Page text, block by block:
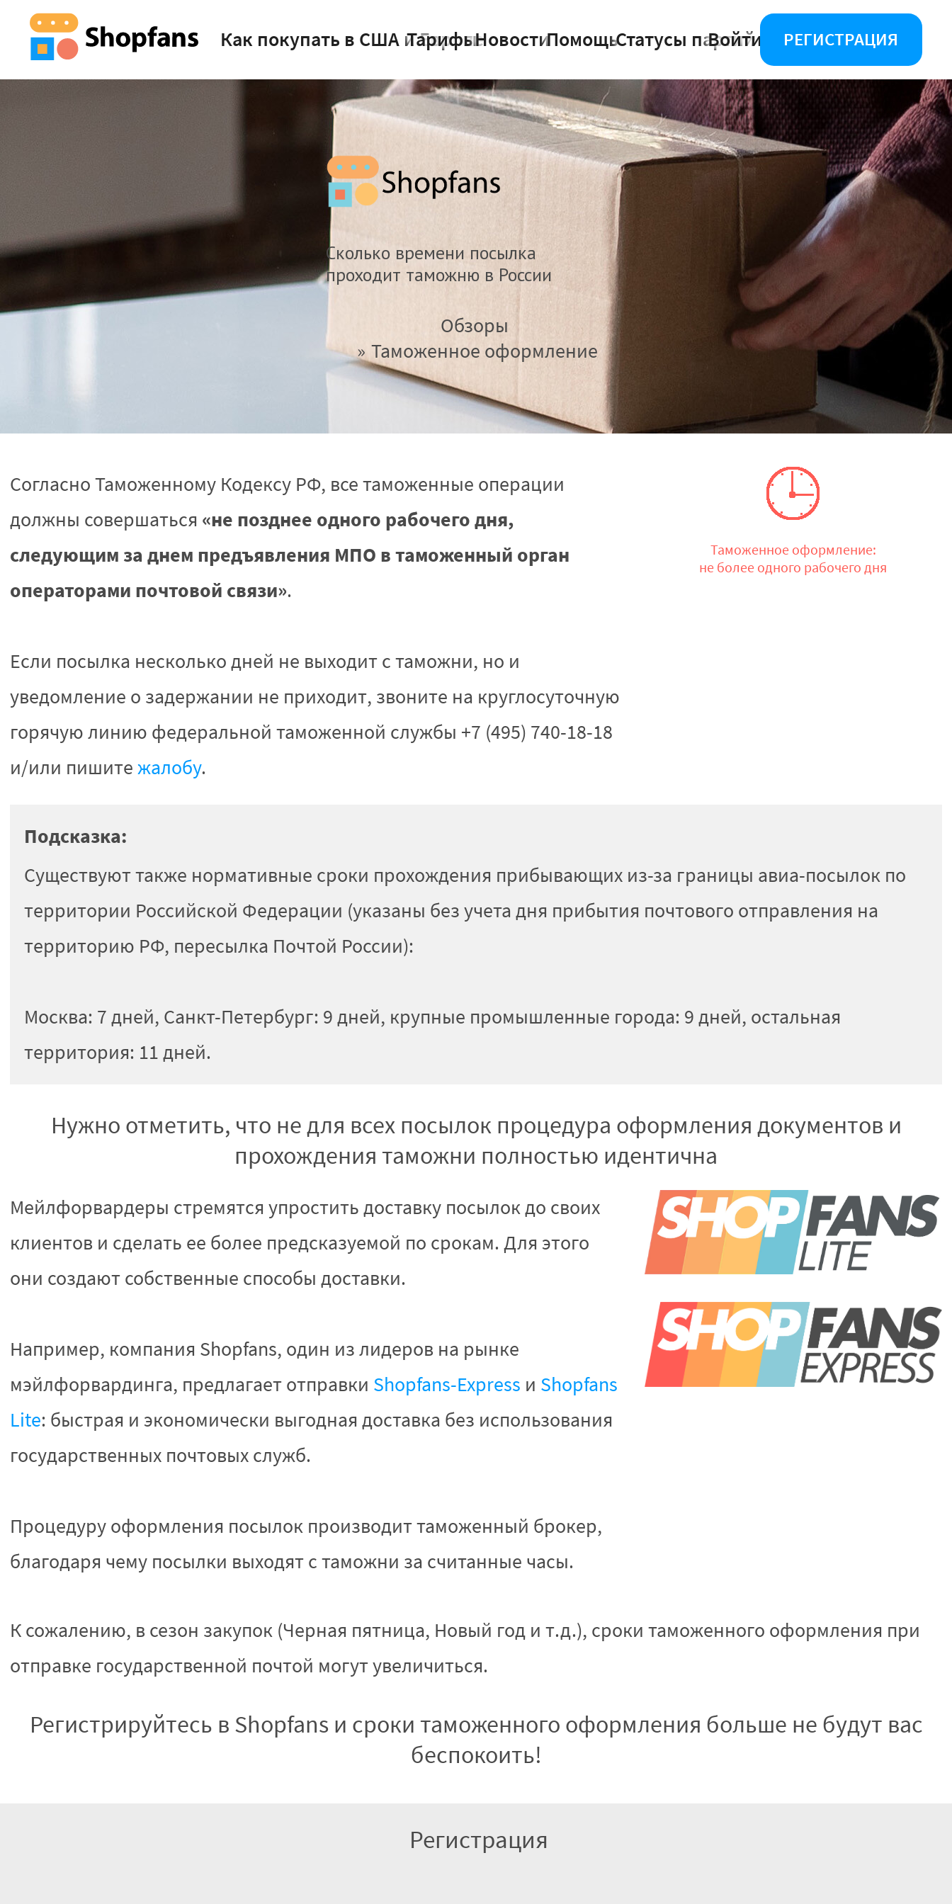
Как покупать в США и Европе
ТарифыНовостиПомощьСтатусы партий
Войти РЕГИСТРАЦИЯ
Сколько времени посылка
проходит таможню в России
Обзоры
Таможенное оформление
Согласно Таможенному Кодексу РФ, все таможенные операции
должны совершаться «не позднее одного рабочего дня,
следующим за днем предъявления МПО в таможенный орган
операторами почтовой связи».
Если посылка несколько дней не выходит с таможни, но и
уведомление о задержании не приходит, звоните на круглосуточную
горячую линию федеральной таможенной службы +7 (495) 740-18-18
и/или пишитежалобу.
Таможенное оформление:
не более одного рабочего дня
Подсказка:
Существуют также нормативные сроки прохождения прибывающих из-за границы авиа-посылок по
территории Российской Федерации (указаны без учета дня прибытия почтового отправления на
территорию РФ, пересылка Почтой России):
Москва: 7 дней, Санкт-Петербург: 9 дней, крупные промышленные города: 9 дней, остальная
территория: 11 дней.
Нужно отметить, что не для всех посылок процедура оформления документов и
прохождения таможни полностью идентична
Мейлфорвардеры стремятся упростить доставку посылок до своих
клиентов и сделать ее более предсказуемой по срокам. Для этого
они создают собственные способы доставки.
Например, компания Shopfans, один из лидеров на рынке
мэйлфорвардинга, предлагает отправки Shopfans-Express и Shopfans
Lite: быстрая и экономически выгодная доставка без использования
государственных почтовых служб.
Процедуру оформления посылок производит таможенный брокер,
благодаря чему посылки выходят с таможни за считанные часы.
К сожалению, в сезон закупок (Черная пятница, Новый год и т.д.), сроки таможенного оформления при
отправке государственной почтой могут увеличиться.
Регистрируйтесь в Shopfans и сроки таможенного оформления больше не будут вас
беспокоить!
Регистрация